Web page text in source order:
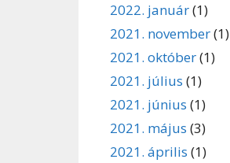
2022. január(1)
2021. november(1)
2021. október(1)
2021. július (1)
2021. június (1)
2021. május (3)
2021. április (1)